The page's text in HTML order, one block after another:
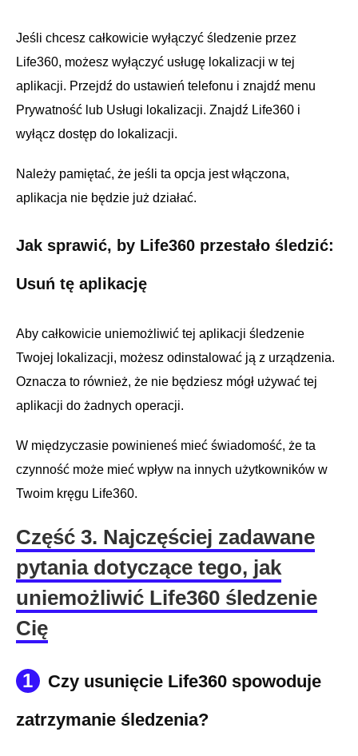
Jeśli chcesz całkowicie wyłączyć śledzenie przez
Life360, możesz wyłączyć usługę lokalizacji w tej
aplikacji. Przejdź do ustawień telefonu i znajdź menu
Prywatność lub Usługi lokalizacji. Znajdź Life360 i
wyłącz dostęp do lokalizacji.
Należy pamiętać, że jeśli ta opcja jest włączona,
aplikacja nie będzie już działać.
Jak sprawić, by Life360 przestało śledzić:
Usuń tę aplikację
Aby całkowicie uniemożliwić tej aplikacji śledzenie
Twojej lokalizacji, możesz odinstalować ją z urządzenia.
Oznacza to również, że nie będziesz mógł używać tej
aplikacji do żadnych operacji.
W międzyczasie powinieneś mieć świadomość, że ta
czynność może mieć wpływ na innych użytkowników w
Twoim kręgu Life360.
Część 3. Najczęściej zadawane
pytania dotyczące tego, jak
uniemożliwić Life360 śledzenie
Cię
1
Czy usunięcie Life360 spowoduje
zatrzymanie śledzenia?